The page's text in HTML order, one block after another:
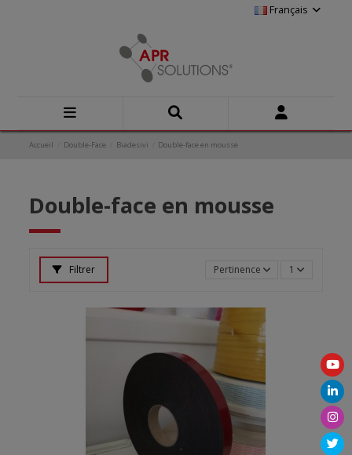
Français
Accueil Double-Face Biadesivi Double-face en mousse
Double-face en mousse
Filtrer Pertinence 1